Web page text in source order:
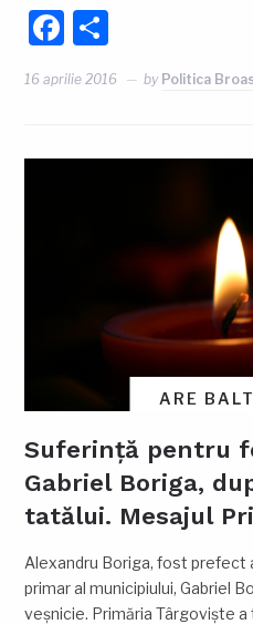
Facebook
16 aprilie 2016 by Politica
ARE
Suferință pentru
Gabriel Boriga,
tatălui. Mesajul
Alexandru Boriga, fost prefect
primar al municipiului, Gabriel
veșnicie. Primăria Târgoviște